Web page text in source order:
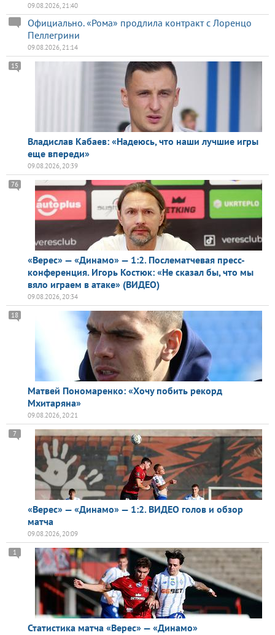
09.08.2026, 21:40
Официально. «Рома» продлила контракт с Лоренцо
Пеллегрини
09.08.2026, 21:14
Владислав Кабаев: «Надеюсь, что наши лучшие игры
еще впереди»
15
09.08.2026, 20:39
«Верес» — «Динамо» — 1:2. Послематчевая пресс-
конференция. Игорь Костюк: «Не сказал бы, что мы
вяло играем в атаке» (ВИДЕО)
76
09.08.2026, 20:34
Матвей Пономаренко: «Хочу побить рекорд
Мхитаряна»
18
09.08.2026, 20:21
«Верес» — «Динамо» — 1:2. ВИДЕО голов и обзор
матча
7
09.08.2026, 20:09
Статистика матча «Верес» — «Динамо»
1